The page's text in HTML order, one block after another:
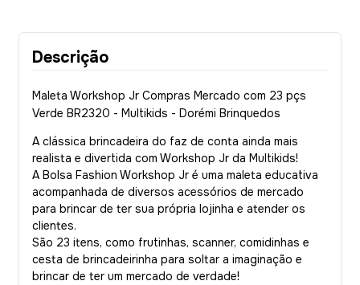
Descrição
Maleta Workshop Jr Compras Mercado com 23 pçs
Verde BR2320 - Multikids - Dorémi Brinquedos
A clássica brincadeira do faz de conta ainda mais
realista e divertida com Workshop Jr da Multikids!
A Bolsa Fashion Workshop Jr é uma maleta educativa
acompanhada de diversos acessórios de mercado
para brincar de ter sua própria lojinha e atender os
clientes.
São 23 itens, como frutinhas, scanner, comidinhas e
cesta de brincadeirinha para soltar a imaginação e
brincar de ter um mercado de verdade!